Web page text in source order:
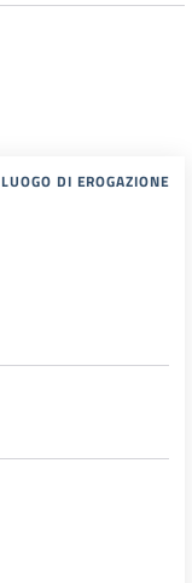
LUOGO DI EROGAZIONE